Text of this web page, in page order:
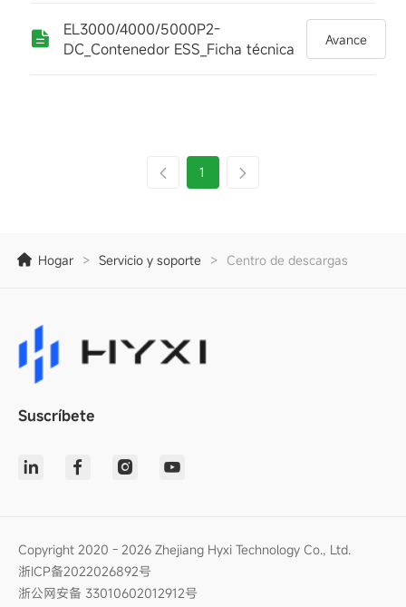
EL3000/4000/5000P2-
DC_Contenedor ESS_Ficha técnica
Avance
1
Hogar > Servicio y soporte > Centro de descargas
Suscríbete
Copyright 2020 - 2026 Zhejiang Hyxi Technology Co., Ltd.
浙ICP备2022026892号
浙公网安备 33010602012912号